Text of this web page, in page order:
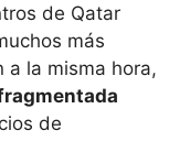
de Qatar
más
a la misma hora,
de